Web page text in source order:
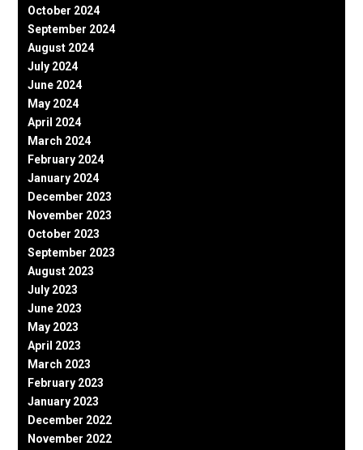
October 2024
September 2024
August 2024
July 2024
June 2024
May 2024
April 2024
March 2024
February 2024
January 2024
December 2023
November 2023
October 2023
September 2023
August 2023
July 2023
June 2023
May 2023
April 2023
March 2023
February 2023
January 2023
December 2022
November 2022